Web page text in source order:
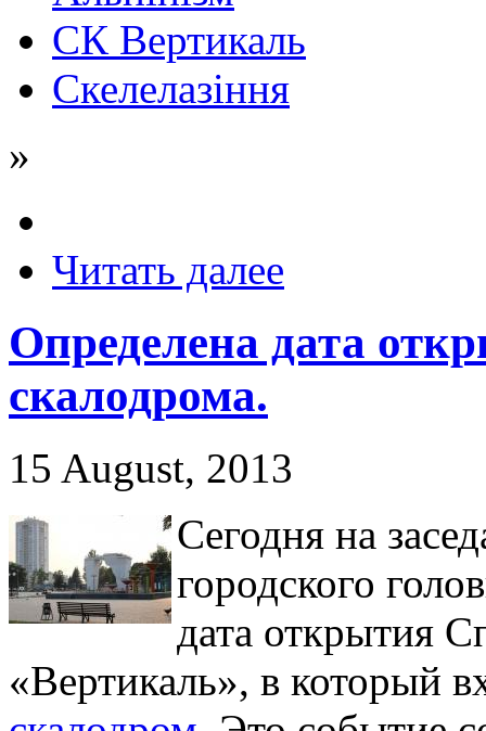
СК Вертикаль
Скелелазіння
»
Читать далее
Определена дата
скалодрома.
15 August, 2013
Сегодня на
городского
дата открытия
«Вертикаль», в который